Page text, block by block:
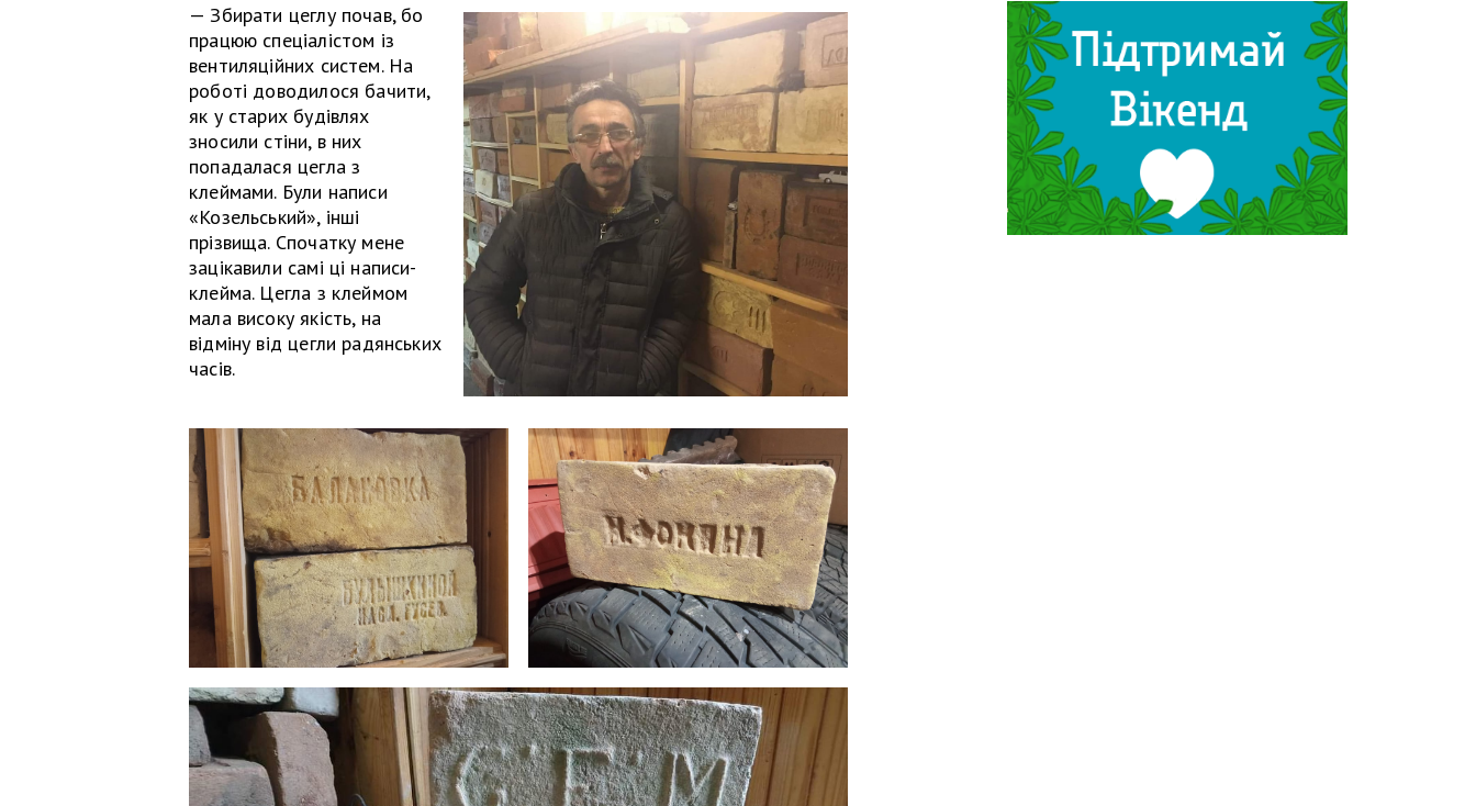
— Збирати цеглу почав, бо
працюю спеціалістом із
вентиляційних систем. На
роботі доводилося бачити,
як у старих будівлях
зносили стіни, в них
попадалася цегла з
клеймами. Були написи
«Козельський», інші
прізвища. Спочатку мене
зацікавили самі ці написи-
клейма. Цегла з клеймом
мала високу якість, на
відміну від цегли радянських
часів.